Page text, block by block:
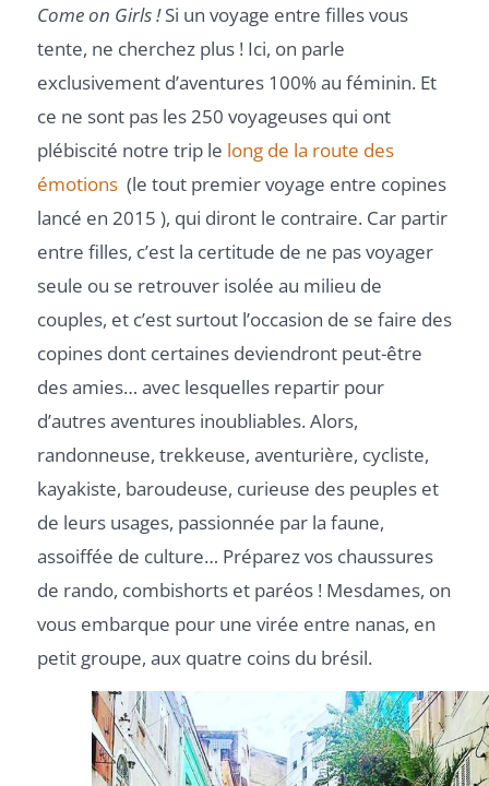
Come on Girls !Si un voyage entre filles vous
tente, ne cherchez plus ! Ici, on parle
exclusivement d’aventures 100% au féminin. Et
ce ne sont pas les 250 voyageuses qui ont
plébiscité notre trip le long de la route des
émotions (le tout premier voyage entre copines
lancé en 2015 ), qui diront le contraire. Car partir
entre filles, c’est la certitude de ne pas voyager
seule ou se retrouver isolée au milieu de
couples, et c’est surtout l’occasion de se faire des
copines dont certaines deviendront peut-être
des amies… avec lesquelles repartir pour
d’autres aventures inoubliables. Alors,
randonneuse, trekkeuse, aventurière, cycliste,
kayakiste, baroudeuse, curieuse des peuples et
de leurs usages, passionnée par la faune,
assoiffée de culture… Préparez vos chaussures
de rando, combishorts et paréos ! Mesdames, on
vous embarque pour une virée entre nanas, en
petit groupe, aux quatre coins du brésil.